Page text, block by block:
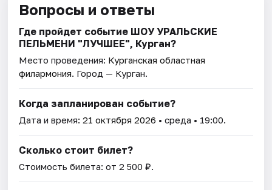
Вопросы и ответы
Где пройдет событие ШОУ УРАЛЬСКИЕ
ПЕЛЬМЕНИ "ЛУЧШЕЕ", Курган?
Место проведения: Курганская областная
филармония. Город — Курган.
Когда запланирован событие?
Дата и время:21 октября 2026 • среда • 19:00.
Сколько стоит билет?
Стоимость билета: от 2 500 ₽.